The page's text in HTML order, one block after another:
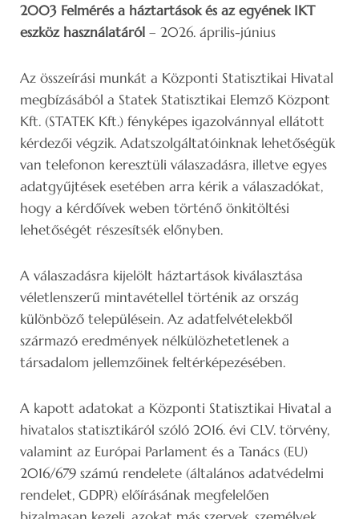
2003 Felmérés a háztartások és az egyének IKT
eszköz használatáról – 2026. április-június
Az összeírási munkát a Központi Statisztikai Hivatal
megbízásából a Statek Statisztikai Elemző Központ
Kft. (STATEK Kft.) fényképes igazolvánnyal ellátott
kérdezői végzik. Adatszolgáltatóinknak lehetőségük
van telefonon keresztüli válaszadásra, illetve egyes
adatgyűjtések esetében arra kérik a válaszadókat,
hogy a kérdőívek weben történő önkitöltési
lehetőségét részesítsék előnyben.
A válaszadásra kijelölt háztartások kiválasztása
véletlenszerű mintavétellel történik az ország
különböző településein. Az adatfelvételekből
származó eredmények nélkülözhetetlenek a
társadalom jellemzőinek feltérképezésében.
A kapott adatokat a Központi Statisztikai Hivatal a
hivatalos statisztikáról szóló 2016. évi CLV. törvény,
valamint az Európai Parlament és a Tanács (EU)
2016/679 számú rendelete (általános adatvédelmi
rendelet, GDPR) előírásának megfelelően